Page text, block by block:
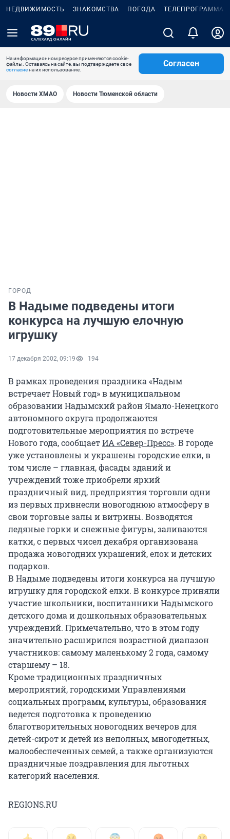
НЕДВИЖИМОСТЬ ЗНАКОМСТВА ПОГОДА ТЕЛЕПРОГРАММА
На информационном ресурсе применяются cookie-
файлы. Оставаясь на сайте, вы подтверждаете свое
согласиена их использование.
Согласен
Новости ХМАО Новости Тюменской области
ГОРОД
В Надыме подведены итоги
конкурса на лучшую елочную
игрушку
17 декабря 2002, 09:19 194
В рамках проведения праздника «Надым
встречает Новый год» в муниципальном
образовании Надымский район Ямало-Ненецкого
автономного округа продолжаются
подготовительные мероприятия по встрече
Нового года, сообщаетИА «Север-Пресс». В городе
уже установлены и украшены городские елки, в
том числе – главная, фасады зданий и
учреждений тоже приобрели яркий
праздничный вид, предприятия торговли одни
из первых привнесли новогоднюю атмосферу в
свои торговые залы и витрины. Возводятся
ледяные горки и снежные фигуры, заливаются
катки, с первых чисел декабря организована
продажа новогодних украшений, елок и детских
подарков.
В Надыме подведены итоги конкурса на лучшую
игрушку для городской елки. В конкурсе приняли
участие школьники, воспитанники Надымского
детского дома и дошкольных образовательных
учреждений. Примечательно, что в этом году
значительно расширился возрастной диапазон
участников: самому маленькому 2 года, самому
старшему – 18.
Кроме традиционных праздничных
мероприятий, городскими Управлениями
социальных программ, культуры, образования
ведется подготовка к проведению
благотворительных новогодних вечеров для
детей-сирот и детей из неполных, многодетных,
малообеспеченных семей, а также организуются
праздничные поздравления для льготных
категорий населения.
REGIONS.RU